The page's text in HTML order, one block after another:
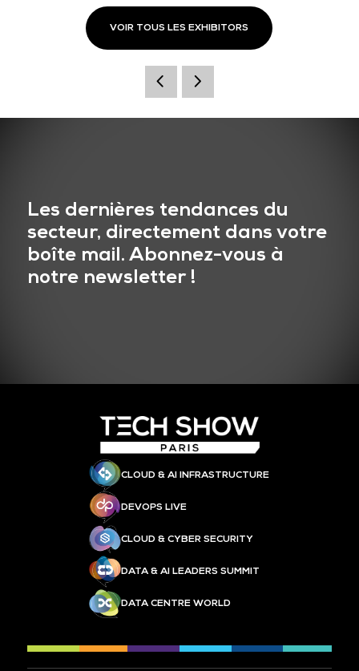
VOIR TOUS LES EXHIBITORS
Les dernières tendances du
secteur, directement dans votre
boîte mail. Abonnez-vous à
notre newsletter !
CLOUD & AI INFRASTRUCTURE
DEVOPS LIVE
CLOUD & CYBER SECURITY
DATA & AI LEADERS SUMMIT
DATA CENTRE WORLD